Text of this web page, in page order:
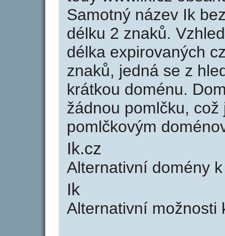
Samotný název Ik
délku 2 znaků.
délka expirovaných
znaků, jedná se z
krátkou doménu.
žádnou pomlčku,
pomlčkovým
Ik.cz
Alternativní domény
Ik
Alternativní možnosti